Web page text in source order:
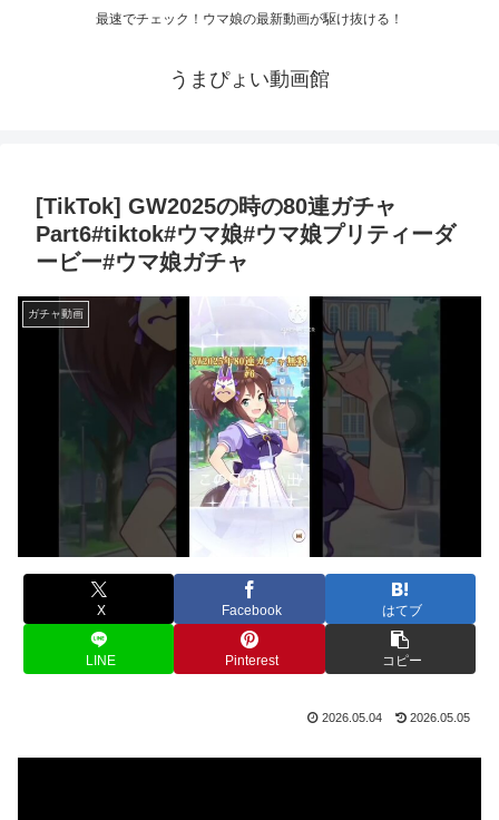
最速でチェック！ウマ娘の最新動画が駆け抜ける！
うまぴょい動画館
[TikTok] GW2025の時の80連ガチャ
Part6#tiktok#ウマ娘#ウマ娘プリティーダ
ービー#ウマ娘ガチャ
ガチャ動画
X Facebook はてブ
LINE Pinterest コピー
2026.05.04 2026.05.05